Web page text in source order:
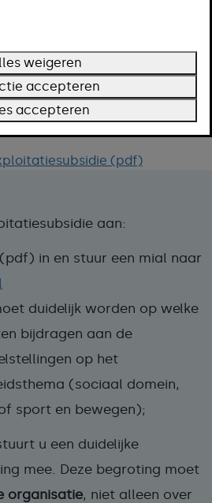
doelen van de
helpt om een
van de
of deels op te
(pdf)
aan:
(pdf) in en stuur een mial naar
duidelijk worden op welke
bijdragen aan de
op het
(sociaal domein,
sport en bewegen);
u een duidelijke
mee. Deze begroting moet
organisatie, niet alleen over
weigeren
accepteren
accepteren